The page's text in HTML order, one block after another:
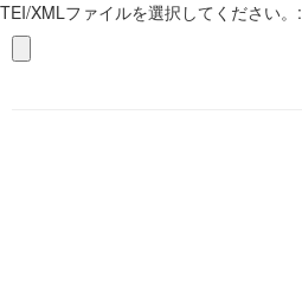
TEI/XMLファイルを選択してください。: